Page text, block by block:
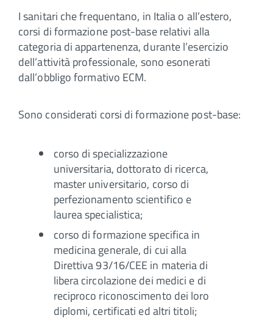
I sanitari che frequentano, in Italia o all’estero,
corsi di formazione post-base relativi alla
categoria di appartenenza, durante l’esercizio
dell’attività professionale, sono esonerati
dall’obbligo formativo ECM.
Sono considerati corsi di formazione post-base:
corso di specializzazione
universitaria, dottorato di ricerca,
master universitario, corso di
perfezionamento scientifico e
laurea specialistica;
corso di formazione specifica in
medicina generale, di cui alla
Direttiva 93/16/CEE in materia di
libera circolazione dei medici e di
reciproco riconoscimento dei loro
diplomi, certificati ed altri titoli;